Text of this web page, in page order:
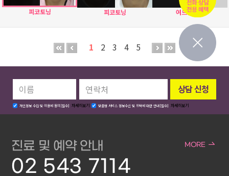
피코토닝 피코토닝 여드름케어
1 2 3 4 5
개인정보 수집 및 이용에 동의[필수] 자세히보기 맞춤형 서비스 정보수신 및 위탁에 대한 안내[필수] 자세히보기
진료 및 예약 안내 MORE
02 543 7114